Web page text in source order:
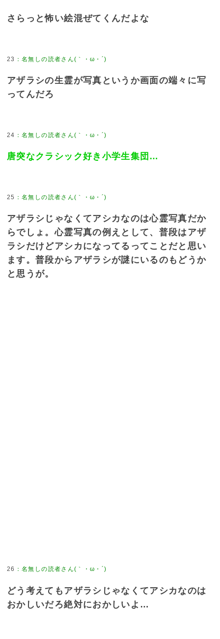
さらっと怖い絵混ぜてくんだよな
23 ：名無しの読者さん(｀・ω・´)
アザラシの生霊が写真というか画面の端々に写
ってんだろ
24 ：名無しの読者さん(｀・ω・´)
唐突なクラシック好き小学生集団…
25 ：名無しの読者さん(｀・ω・´)
アザラシじゃなくてアシカなのは心霊写真だか
らでしょ。心霊写真の例えとして、普段はアザ
ラシだけどアシカになってるってことだと思い
ます。普段からアザラシが謎にいるのもどうか
と思うが。
26 ：名無しの読者さん(｀・ω・´)
どう考えてもアザラシじゃなくてアシカなのは
おかしいだろ絶対におかしいよ…